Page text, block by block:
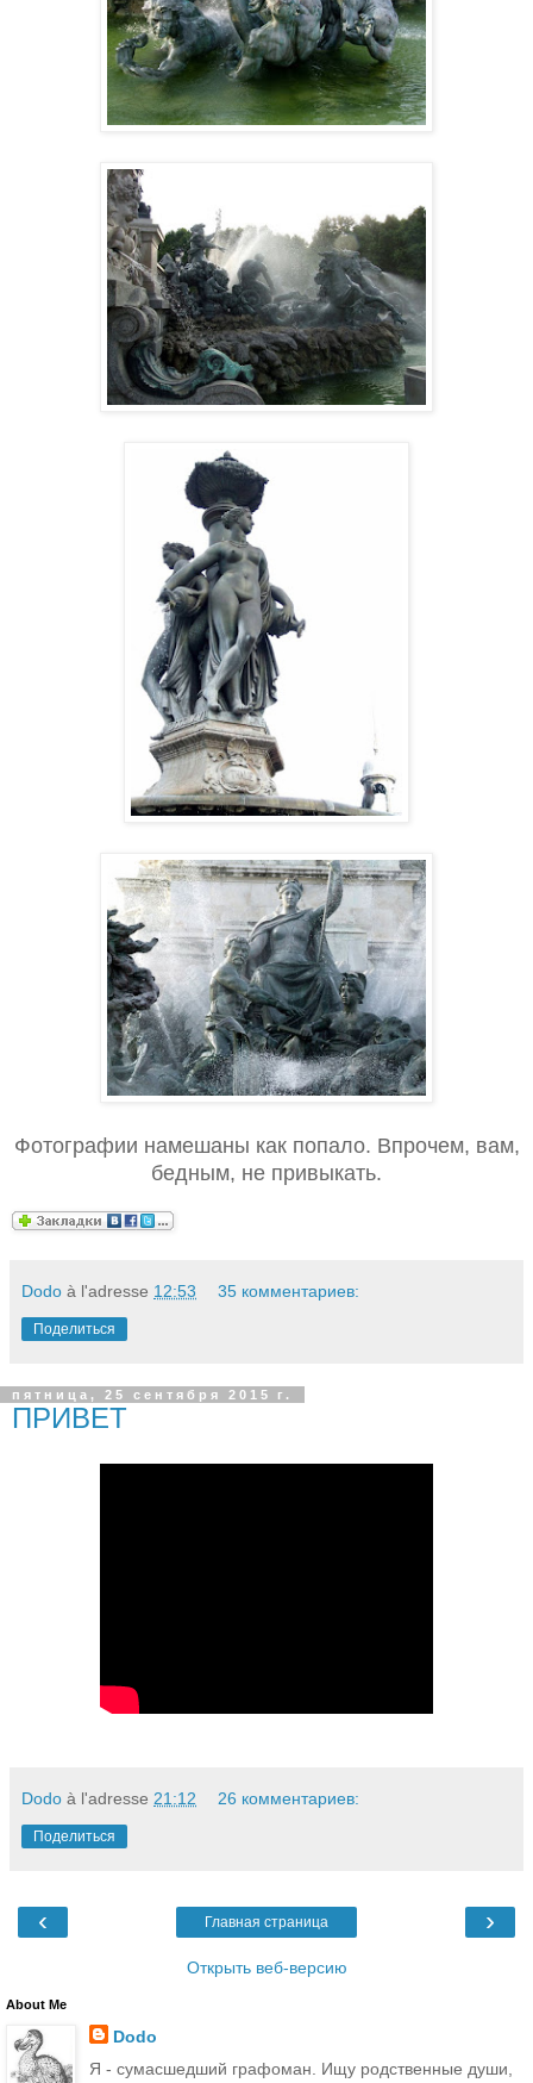
Фотографии намешаны как попало. Впрочем, вам,
бедным, не привыкать.
Dodo à l'adresse 12:53 35 комментариев:
Поделиться
пятница, 25 сентября 2015 г.
ПРИВЕТ
Dodo à l'adresse 21:12 26 комментариев:
Поделиться
‹ ›
Главная страница
Открыть веб-версию
About Me
Dodo
Я - сумасшедший графоман. Ищу родственные души,